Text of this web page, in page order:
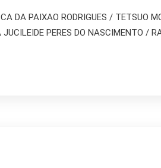
DA PAIXAO RODRIGUES / TETSUO
PERES DO NASCIMENTO /